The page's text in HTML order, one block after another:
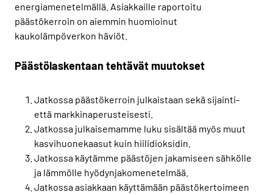
energiamenetelmällä. Asiakkaille raportoitu
päästökerroin on aiemmin huomioinut
kaukolämpöverkon häviöt.
Päästölaskentaan tehtävät muutokset
Jatkossa päästökerroin julkaistaan sekä sijainti-
että markkinaperusteisesti.
Jatkossa julkaisemamme luku sisältää myös muut
kasvihuonekaasut kuin hiilidioksidin.
Jatkossa käytämme päästöjen jakamiseen sähkölle
ja lämmölle hyödynjakomenetelmää.
Jatkossa asiakkaan käyttämään päästökertoimeen